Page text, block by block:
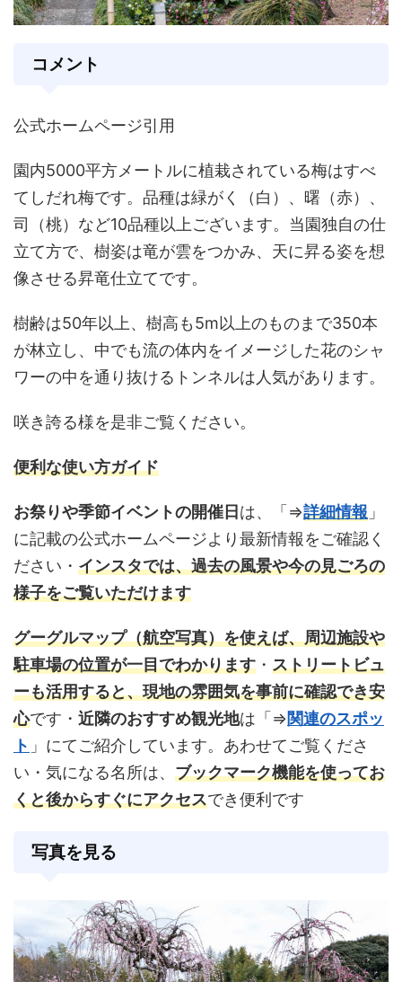
コメント
公式ホームページ引用
園内5000平方メートルに植栽されている梅はすべ
てしだれ梅です。品種は緑がく（白）、曙（赤）、
司（桃）など10品種以上ございます。当園独自の仕
立て方で、樹姿は竜が雲をつかみ、天に昇る姿を想
像させる昇竜仕立てです。
樹齢は50年以上、樹高も5m以上のものまで350本
が林立し、中でも流の体内をイメージした花のシャ
ワーの中を通り抜けるトンネルは人気があります。
咲き誇る様を是非ご覧ください。
便利な使い方ガイド
お祭りや季節イベントの開催日 は、「⇒詳細情報 」
に記載の公式ホームページより最新情報をご確認く
ださい・ インスタでは、過去の風景や今の見ごろの
様子をご覧いただけます
グーグルマップ（航空写真）を使えば、周辺施設や
駐車場の位置が一目でわかります ・ ストリートビュ
ーも活用すると、現地の雰囲気を事前に確認でき安
心です・ 近隣のおすすめ観光地は「⇒関連のスポッ
ト 」にてご紹介しています。あわせてご覧くださ
い・気になる名所は、 ブックマーク機能を使ってお
くと後からすぐにアクセスでき便利です
写真を見る